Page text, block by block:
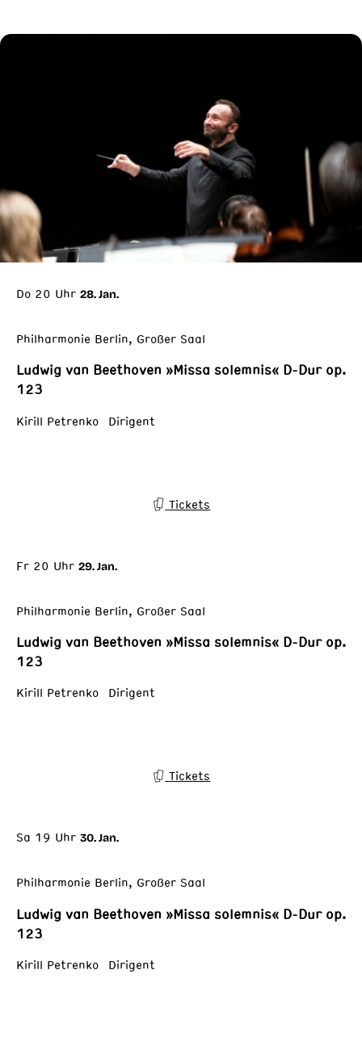
Do 20 Uhr 28. Jan.
Philharmonie Berlin, Großer Saal
Ludwig van Beethoven »Missa solemnis« D-Dur op.
123
Kirill Petrenko Dirigent
Tickets
Fr 20 Uhr 29. Jan.
Philharmonie Berlin, Großer Saal
Ludwig van Beethoven »Missa solemnis« D-Dur op.
123
Kirill Petrenko Dirigent
Tickets
Sa 19 Uhr 30. Jan.
Philharmonie Berlin, Großer Saal
Ludwig van Beethoven »Missa solemnis« D-Dur op.
123
Kirill Petrenko Dirigent